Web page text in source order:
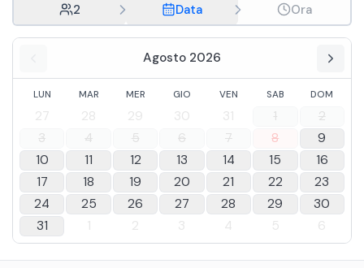
2 Data Ora
Agosto 2026
LUN MAR MER GIO VEN SAB DOM
27 28 29 30 31 1
2
3
4 5 6 7 8
9
10
11 12 13 14 15
16
17
18 19 20 21 22
23
24
25 26 27 28 29
30
31
1 2 3 4 5 6